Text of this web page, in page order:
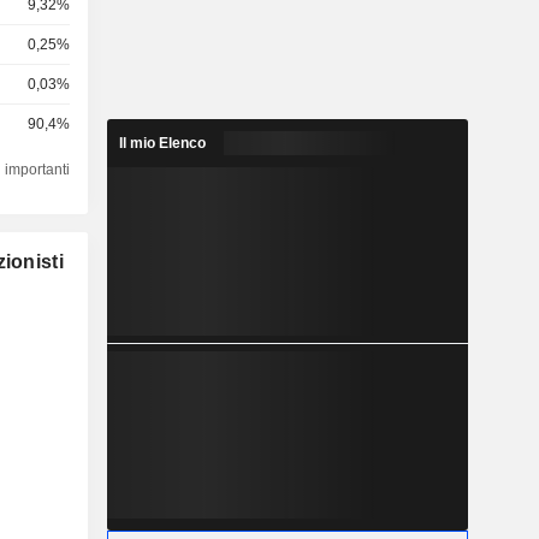
9,32%
0,25%
0,03%
90,4%
importanti
Il mio Elenco